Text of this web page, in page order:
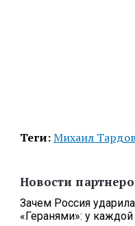
Теги:Михаил Тардов
Новости
Зачем Россия
«Геранями»: у